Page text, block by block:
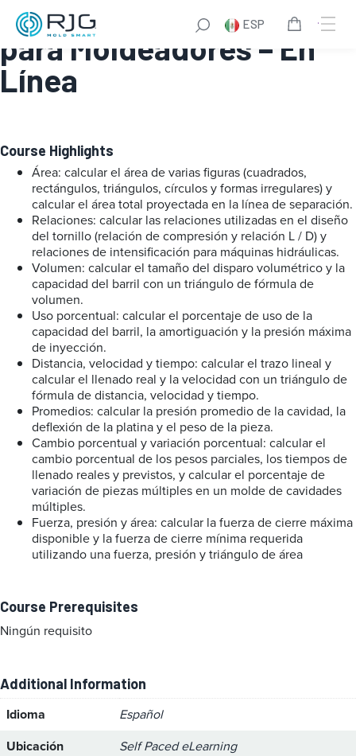
ESP
Matemáticas Básicas
para Moldeadores – En
Línea
Course Highlights
Área: calcular el área de varias figuras (cuadrados,
rectángulos, triángulos, círculos y formas irregulares) y
calcular el área total proyectada en la línea de separación.
Relaciones: calcular las relaciones utilizadas en el diseño
del tornillo (relación de compresión y relación L / D) y
relaciones de intensificación para máquinas hidráulicas.
Volumen: calcular el tamaño del disparo volumétrico y la
capacidad del barril con un triángulo de fórmula de
volumen.
Uso porcentual: calcular el porcentaje de uso de la
capacidad del barril, la amortiguación y la presión máxima
de inyección.
Distancia, velocidad y tiempo: calcular el trazo lineal y
calcular el llenado real y la velocidad con un triángulo de
fórmula de distancia, velocidad y tiempo.
Promedios: calcular la presión promedio de la cavidad, la
deflexión de la platina y el peso de la pieza.
Cambio porcentual y variación porcentual: calcular el
cambio porcentual de los pesos parciales, los tiempos de
llenado reales y previstos, y calcular el porcentaje de
variación de piezas múltiples en un molde de cavidades
múltiples.
Fuerza, presión y área: calcular la fuerza de cierre máxima
disponible y la fuerza de cierre mínima requerida
utilizando una fuerza, presión y triángulo de área
Course Prerequisites
Ningún requisito
Additional Information
Idioma
Español
Ubicación
Self Paced eLearning